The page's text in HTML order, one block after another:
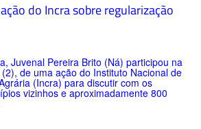
do Incra sobre regularização
Juvenal Pereira Brito (Ná) participou na
de uma ação do Instituto Nacional de
(Incra) para discutir com os
vizinhos e aproximadamente 800